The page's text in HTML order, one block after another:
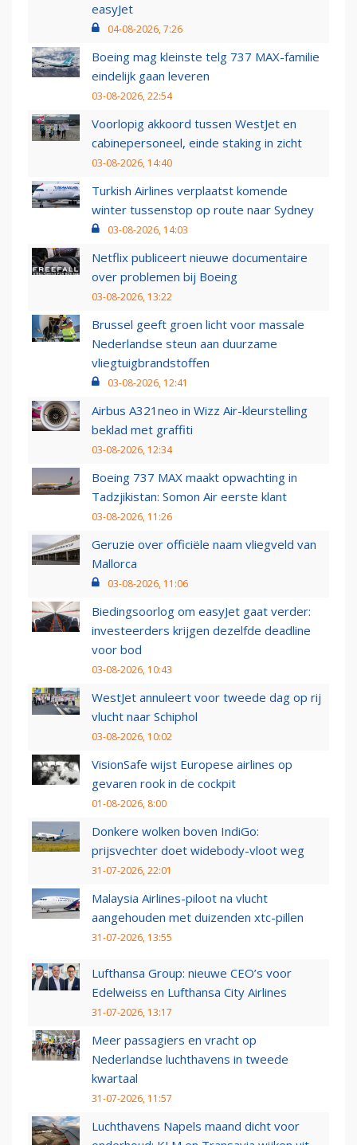
easyJet
04-08-2026, 7:26
Boeing mag kleinste telg 737 MAX-familie
eindelijk gaan leveren
03-08-2026, 22:54
Voorlopig akkoord tussen WestJet en
cabinepersoneel, einde staking in zicht
03-08-2026, 14:40
Turkish Airlines verplaatst komende
winter tussenstop op route naar Sydney
03-08-2026, 14:03
Netflix publiceert nieuwe documentaire
over problemen bij Boeing
03-08-2026, 13:22
Brussel geeft groen licht voor massale
Nederlandse steun aan duurzame
vliegtuigbrandstoffen
03-08-2026, 12:41
Airbus A321neo in Wizz Air-kleurstelling
beklad met graffiti
03-08-2026, 12:34
Boeing 737 MAX maakt opwachting in
Tadzjikistan: Somon Air eerste klant
03-08-2026, 11:26
Geruzie over officiële naam vliegveld van
Mallorca
03-08-2026, 11:06
Biedingsoorlog om easyJet gaat verder:
investeerders krijgen dezelfde deadline
voor bod
03-08-2026, 10:43
WestJet annuleert voor tweede dag op rij
vlucht naar Schiphol
03-08-2026, 10:02
VisionSafe wijst Europese airlines op
gevaren rook in de cockpit
01-08-2026, 8:00
Donkere wolken boven IndiGo:
prijsvechter doet widebody-vloot weg
31-07-2026, 22:01
Malaysia Airlines-piloot na vlucht
aangehouden met duizenden xtc-pillen
31-07-2026, 13:55
Lufthansa Group: nieuwe CEO’s voor
Edelweiss en Lufthansa City Airlines
31-07-2026, 13:17
Meer passagiers en vracht op
Nederlandse luchthavens in tweede
kwartaal
31-07-2026, 11:57
Luchthavens Napels maand dicht voor